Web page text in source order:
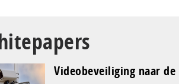
Videobeveiliging naar de